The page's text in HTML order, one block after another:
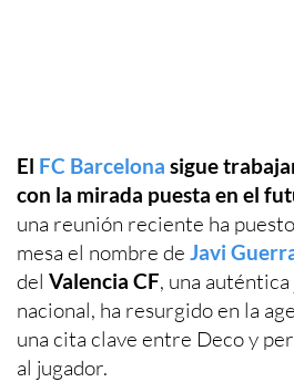
El FC Barcelona sigue
con la mirada puesta en el
una reunión reciente ha
mesa el nombre de Javi
del Valencia CF, una
nacional, ha resurgido en la
una cita clave entre Deco y
al jugador.